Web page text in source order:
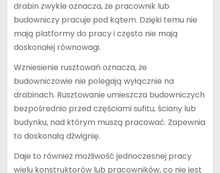
drabin zwykle oznacza, że ​​pracownik lub
budowniczy pracuje pod kątem. Dzięki temu nie
mają platformy do pracy i często nie mają
doskonałej równowagi.
Wzniesienie rusztowań oznacza, że ​​
budowniczowie nie polegają wyłącznie na
drabinach. Rusztowanie umieszcza budowniczych
bezpośrednio przed częściami sufitu, ściany lub
budynku, nad którym muszą pracować. Zapewnia
to doskonałą dźwignię.
Daje to również możliwość jednoczesnej pracy
wielu konstruktorów lub pracowników, co nie jest